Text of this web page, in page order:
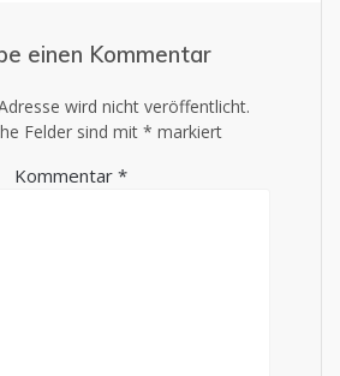
einen Kommentar
wird nicht veröffentlicht.
Felder sind mit * markiert
Kommentar *